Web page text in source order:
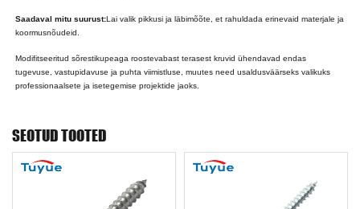
Saadaval mitu suurust:Lai valik pikkusi ja läbimõõte, et rahuldada erinevaid materjale ja
koormusnõudeid.
Modifitseeritud sõrestikupeaga roostevabast terasest kruvid ühendavad endas
tugevuse, vastupidavuse ja puhta viimistluse, muutes need usaldusväärseks valikuks
professionaalsete ja isetegemise projektide jaoks.
SEOTUD TOOTED